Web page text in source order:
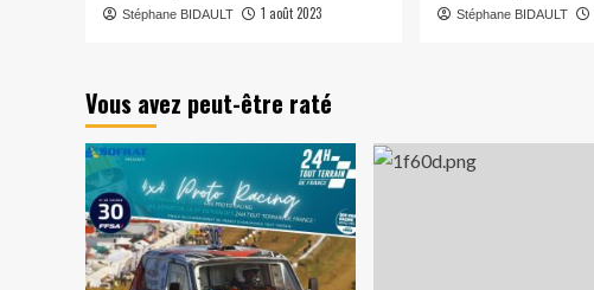
Stéphane BIDAULT 1 août 2023 Stéphane BIDAULT
Vous avez peut-être raté